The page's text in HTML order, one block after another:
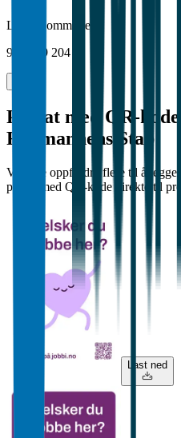
Lesja Kommune
964 949 204
Plakat med QR-
Rådmannens Stab
Vil dere oppfordre flere til å
plakat med QR-kode direkte til
Last ned